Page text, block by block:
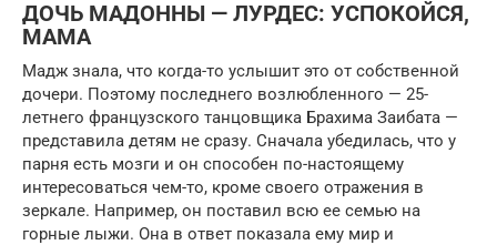
ДОЧЬ МАДОННЫ — ЛУРДЕС: УСПОКОЙСЯ,
МАМА
Мадж знала, что когда-то услышит это от собственной
дочери. Поэтому последнего возлюбленного — 25-
летнего французского танцовщика Брахима Заибата —
представила детям не сразу. Сначала убедилась, что у
парня есть мозги и он способен по-настоящему
интересоваться чем-то, кроме своего отражения в
зеркале. Например, он поставил всю ее семью на
горные лыжи. Она в ответ показала ему мир и